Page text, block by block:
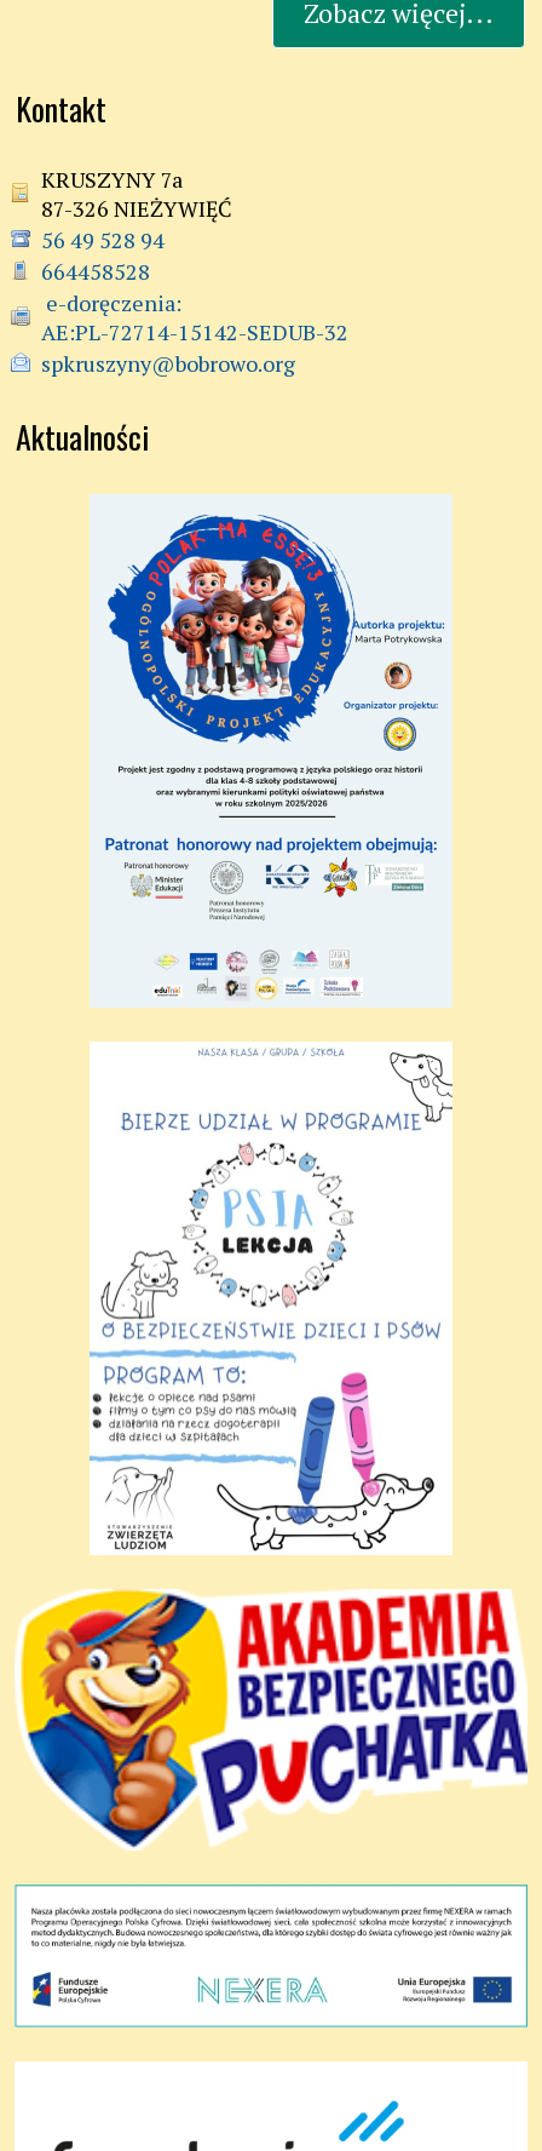
Zobacz więcej...
Kontakt
KRUSZYNY 7a
87-326 NIEŻYWIĘĆ
56 49 528 94
664458528
AE:PL-72714-15142-SEDUB-32
spkruszyny@bobrowo.org
Aktualności